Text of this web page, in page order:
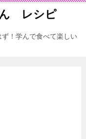
レシピ
！学んで食べて楽しい